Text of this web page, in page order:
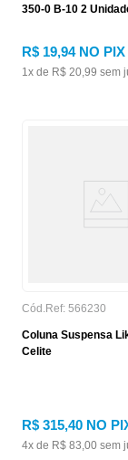
350-0 B-10 2
R$ 19,94NO PIX
1x de R$ 20,99 sem
Cód.Ref: 566230
Coluna Suspensa
Celite
R$ 315,40 NO
4x de R$ 83,00 sem